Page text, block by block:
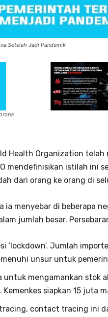
Setelah Jadi Pandemik
Health Organization
mendefinisikan istilah ini
dari orang ke orang di
ia menyebar di beberapa
jumlah besar.
‘lockdown’. Jumlah
unsur untuk
untuk mengamankan stok
siapkan 15 juta
contact tracing ini